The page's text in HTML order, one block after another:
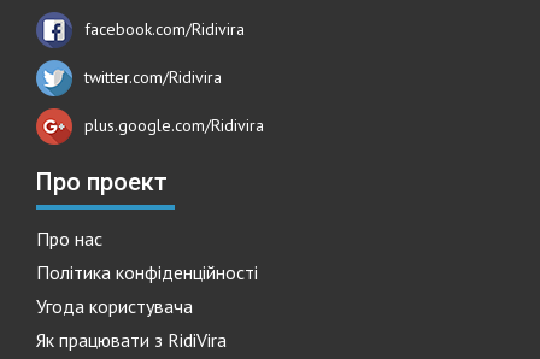
facebook.com/Ridivira
twitter.com/Ridivira
plus.google.com/Ridivira
Про проект
Про нас
Політика конфіденційності
Угода користувача
Як працювати з RidiVira